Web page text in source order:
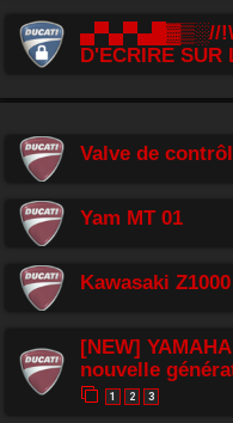
▄▀▄▀▄█▓▒░//!\\
D'ECRIRE
Valve de
Yam MT 01
Kawasaki
[NEW]
nouvelle
1 2 3